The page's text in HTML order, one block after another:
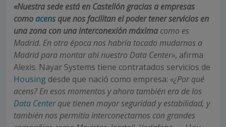
«Nuestra sede está en Castellón gracias a empresas
como acens que nos facilitan el poder tener servicios en
una zona con una interconexión máxima como es
Madrid. En otra época nos habría tocado mudarnos a
Madrid para montar ahí nuestro Data Center», afirma
Alexis. Nayar Systems tiene contratados servicios de
Housing desde que nació como empresa: «¿Por qué
acens? En esos momentos y ahora también era de los
Data Centerque tienen mayor seguridad y estabilidad, y
también nos permitía interconectarnos con grandes